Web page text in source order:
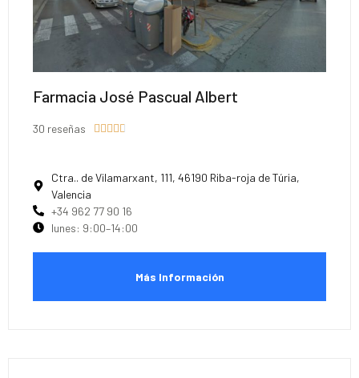
Farmacia José Pascual Albert
30 reseñas     
Ctra.. de Vilamarxant, 111, 46190 Riba-roja de Túria,
Valencia
+34 962 77 90 16
lunes: 9:00–14:00
Más Información